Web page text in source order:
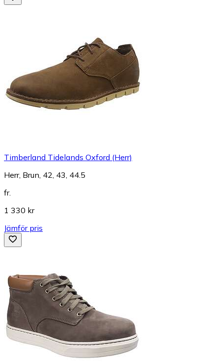
Timberland Tidelands Oxford (Herr)
Herr, Brun, 42, 43, 44.5
fr.
1 330 kr
Jämför pris